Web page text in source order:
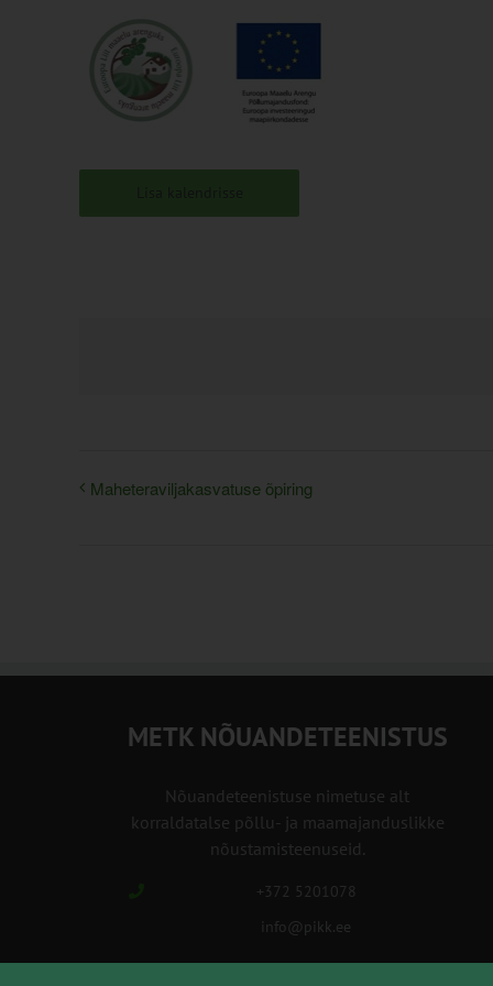
Maheteraviljakasvatuse õpiring
METK NÕUANDETEENISTUS
Nõuandeteenistuse nimetuse alt
korraldatalse põllu- ja maamajanduslikke
nõustamisteenuseid.
+372 5201078
info@pikk.ee